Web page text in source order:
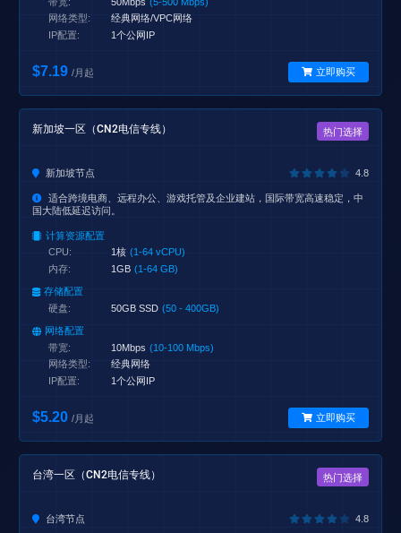
网络类型:
经典网络/VPC网络
IP配置:
1个公网IP
$7.19 /月起 立即购买
新加坡一区（CN2电信专线） 热门选择
新加坡节点 4.8
适合跨境电商、远程办公、游戏托管及企业建站，国际带宽高速稳定，中
国大陆低延迟访问。
计算资源配置
CPU:
1核 (1-64 vCPU)
内存:
1GB (1-64 GB)
存储配置
硬盘:
50GB SSD (50 - 400GB)
网络配置
带宽:
10Mbps (10-100 Mbps)
网络类型:
经典网络
IP配置:
1个公网IP
$5.20 /月起 立即购买
台湾一区（CN2电信专线） 热门选择
台湾节点 4.8